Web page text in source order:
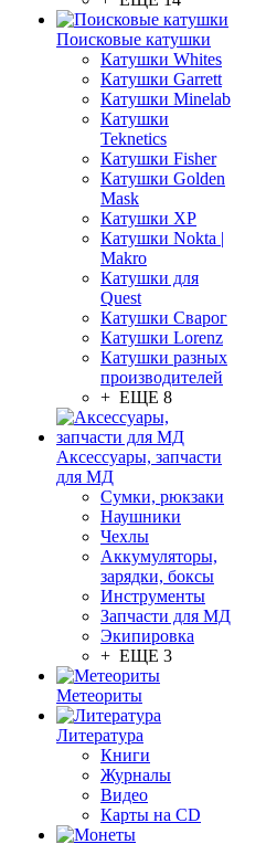
Поисковые катушки
Катушки Whites
Катушки Garrett
Катушки Minelab
Катушки
Teknetics
Катушки Fisher
Катушки Golden
Mask
Катушки XP
Катушки Nokta |
Makro
Катушки для
Quest
Катушки Сварог
Катушки Lorenz
Катушки разных
производителей
+ ЕЩЕ 8
Аксессуары, запчасти
для МД
Сумки, рюкзаки
Наушники
Чехлы
Аккумуляторы,
зарядки, боксы
Инструменты
Запчасти для МД
Экипировка
+ ЕЩЕ 3
Метеориты
Литература
Книги
Журналы
Видео
Карты на CD